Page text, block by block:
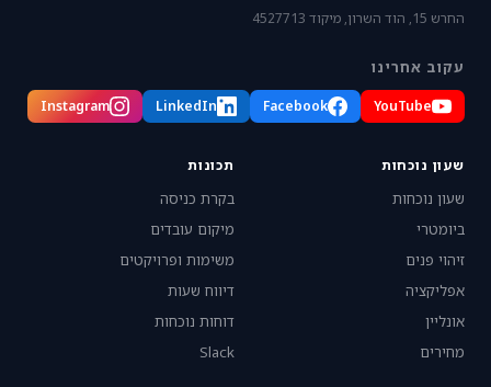
החרש 15, הוד השרון, מיקוד 4527713
עקוב אחרינו
YouTube
Facebook
LinkedIn
Instagram
שעון נוכחות
שעון נוכחות
ביומטרי
זיהוי פנים
אפליקציה
אונליין
מחירים
תכונות
בקרת כניסה
מיקום עובדים
משימות ופרויקטים
דיווח שעות
דוחות נוכחות
Slack